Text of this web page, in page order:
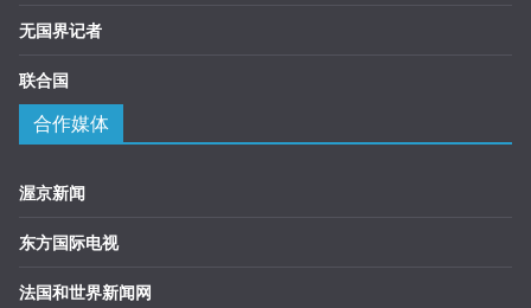
无国界记者
联合国
合作媒体
渥京新闻
东方国际电视
法国和世界新闻网